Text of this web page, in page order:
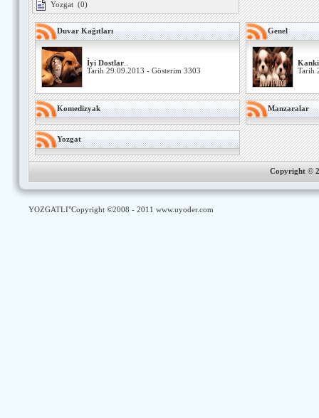
Yozgat (0)
Duvar Kağıtları
İyi Dostlar
Tarih 29.09.2013 - Gösterim 3303
Genel
Tarih
Komedizyak Manzaralar
Yozgat
Copyright ©
YOZGATLI"Copyright ©2008 - 2011 www.uyoder.com